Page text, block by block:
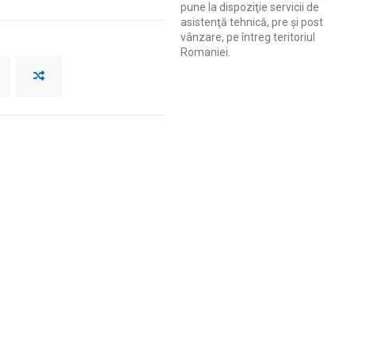
pune la dispoziţie servicii de
asistenţă tehnică, pre şi post
vânzare, pe întreg teritoriul
Romaniei.